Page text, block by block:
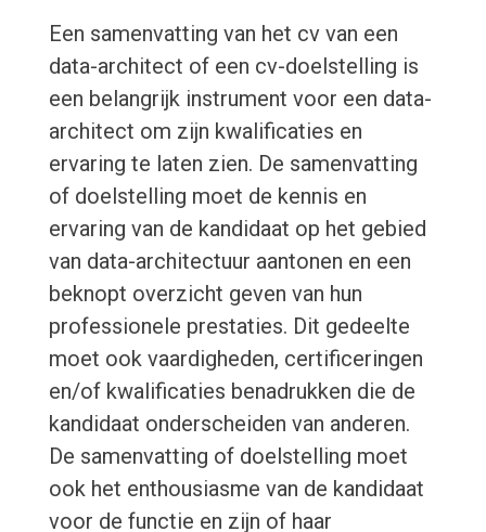
Een samenvatting van het cv van een
data-architect of een cv-doelstelling is
een belangrijk instrument voor een data-
architect om zijn kwalificaties en
ervaring te laten zien. De samenvatting
of doelstelling moet de kennis en
ervaring van de kandidaat op het gebied
van data-architectuur aantonen en een
beknopt overzicht geven van hun
professionele prestaties. Dit gedeelte
moet ook vaardigheden, certificeringen
en/of kwalificaties benadrukken die de
kandidaat onderscheiden van anderen.
De samenvatting of doelstelling moet
ook het enthousiasme van de kandidaat
voor de functie en zijn of haar